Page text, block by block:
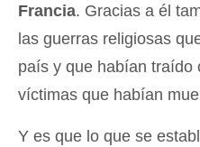
Francia. Gracias a él
las guerras religiosas
país y que habían traído
víctimas que habían
Y es que lo que se